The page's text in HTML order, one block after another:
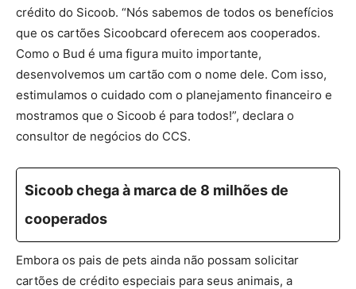
crédito do Sicoob. “Nós sabemos de todos os benefícios
que os cartões Sicoobcard oferecem aos cooperados.
Como o Bud é uma figura muito importante,
desenvolvemos um cartão com o nome dele. Com isso,
estimulamos o cuidado com o planejamento financeiro e
mostramos que o Sicoob é para todos!”, declara o
consultor de negócios do CCS.
Sicoob chega à marca de 8 milhões de
cooperados
Embora os pais de pets ainda não possam solicitar
cartões de crédito especiais para seus animais, a